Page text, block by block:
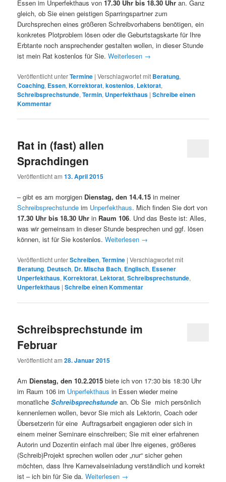
Essen im Unperfekthaus von17.30 Uhr bis 18.30 Uhr an. Ganz
gleich, ob Sie einen geistigen Sparringspartner zum
Durchsprechen eines größeren Schreibvorhabens benötigen, ein
konkretes Plotproblem lösen oder die Geburtstagskarte für Ihre
Erbtante noch ansprechender gestalten wollen, in dieser Stunde
ist mein Rat kostenlos für Sie.Weiterlesen →
Veröffentlicht unterTermine |Verschlagwortet mit Beratung,
Coaching, Essen,Korrektorat,kostenlos, Lektorat,
Schreibsprechstunde,Termin, Unperfekthaus |Schreibe einen
Kommentar
Rat in (fast) allen
Sprachdingen
Veröffentlicht am13. April 2015
– gibt es am morgigen Dienstag, den 14.4.15 in meiner
Schreibsprechstunde im Unperfekthaus. Mich finden Sie dort von
17.30 Uhr bis 18.30 Uhr in Raum 106. Und das Beste ist: Alles,
was wir gemeinsam in dieser Stunde besprechen und ggf. lösen
können, ist für Sie kostenlos.Weiterlesen →
Veröffentlicht unterSchreiben,Termine |Verschlagwortet mit
Beratung, Deutsch, Dr. Mischa Bach, Englisch, Essener
Unperfekthaus,Korrektorat, Lektorat,Schreibsprechstunde,
Unperfekthaus |Schreibe einen Kommentar
Schreibsprechstunde im
Februar
Veröffentlicht am28. Januar 2015
Am Dienstag, den 10.2.2015 biete ich von 17:30 bis 18:30 Uhr
im Raum 106 im Unperfekthaus in Essen wieder meine
monatlicheSchreibsprechstundean. Ob Sie mich persönlich
kennenlernen wollen, bevor Sie mich als Lektorin, Coach oder
Übersetzerin für eine Auftragsarbeit engagieren oder sich in
einem meiner Seminare einschreiben; Sie mit einer erfahrenen
Autorin und Dozentin einfach mal über Ihre eigenes, größeres
(Schreib)Projekt sprechen wollen oder „nur“ sicher gehen
möchten, dass Ihre Karnevalseinladung verständlich und korrekt
ist – ich bin für Sie da.Weiterlesen →